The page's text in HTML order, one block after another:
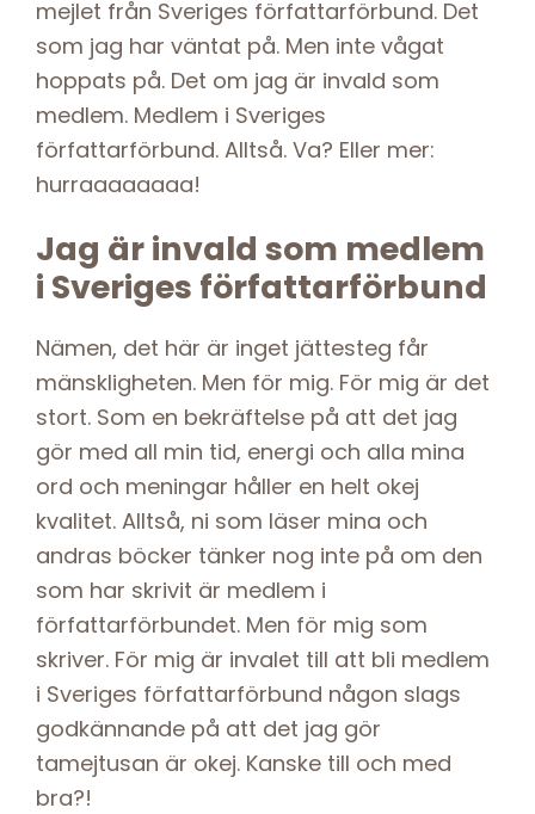
mejlet från Sveriges författarförbund. Det
som jag har väntat på. Men inte vågat
hoppats på. Det om jag är invald som
medlem. Medlem i Sveriges
författarförbund. Alltså. Va? Eller mer:
hurraaaaaaaa!
Jag är invald som medlem
i Sveriges författarförbund
Nämen, det här är inget jättesteg får
mänskligheten. Men för mig. För mig är det
stort. Som en bekräftelse på att det jag
gör med all min tid, energi och alla mina
ord och meningar håller en helt okej
kvalitet. Alltså, ni som läser mina och
andras böcker tänker nog inte på om den
som har skrivit är medlem i
författarförbundet. Men för mig som
skriver. För mig är invalet till att bli medlem
i Sveriges författarförbund någon slags
godkännande på att det jag gör
tamejtusan är okej. Kanske till och med
bra?!